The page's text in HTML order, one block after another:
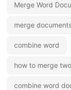
Merge Word
merge
combine word
how to merge
combine word